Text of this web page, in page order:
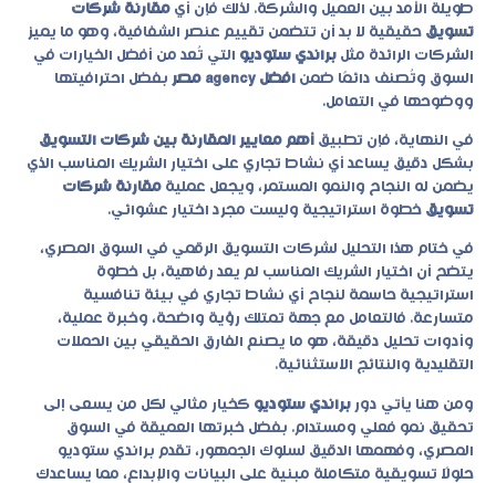
طويلة الأمد بين العميل والشركة. لذلك فإن أي مقارنة شركات
تسويق حقيقية لا بد أن تتضمن تقييم عنصر الشفافية، وهو ما يميز
الشركات الرائدة مثل براندي ستوديو التي تُعد من أفضل الخيارات في
السوق وتُصنف دائمًا ضمن افضل agency مصر
بفضل احترافيتها
ووضوحها في التعامل.
في النهاية، فإن تطبيق أهم معايير المقارنة بين شركات التسويق
بشكل دقيق يساعد أي نشاط تجاري على اختيار الشريك المناسب الذي
يضمن له النجاح والنمو المستمر، ويجعل عملية مقارنة شركات
تسويق خطوة استراتيجية وليست مجرد اختيار عشوائي.
في ختام هذا التحليل لشركات التسويق الرقمي في السوق المصري،
يتضح أن اختيار الشريك المناسب لم يعد رفاهية، بل خطوة
استراتيجية حاسمة لنجاح أي نشاط تجاري في بيئة تنافسية
متسارعة. فالتعامل مع جهة تمتلك رؤية واضحة، وخبرة عملية،
وأدوات تحليل دقيقة، هو ما يصنع الفارق الحقيقي بين الحملات
التقليدية والنتائج الاستثنائية.
ومن هنا يأتي دور براندي ستوديو كخيار مثالي لكل من يسعى إلى
تحقيق نمو فعلي ومستدام. بفضل خبرتها العميقة في السوق
المصري، وفهمها الدقيق لسلوك الجمهور، تقدم براندي ستوديو
حلولًا تسويقية متكاملة مبنية على البيانات والإبداع، مما يساعدك